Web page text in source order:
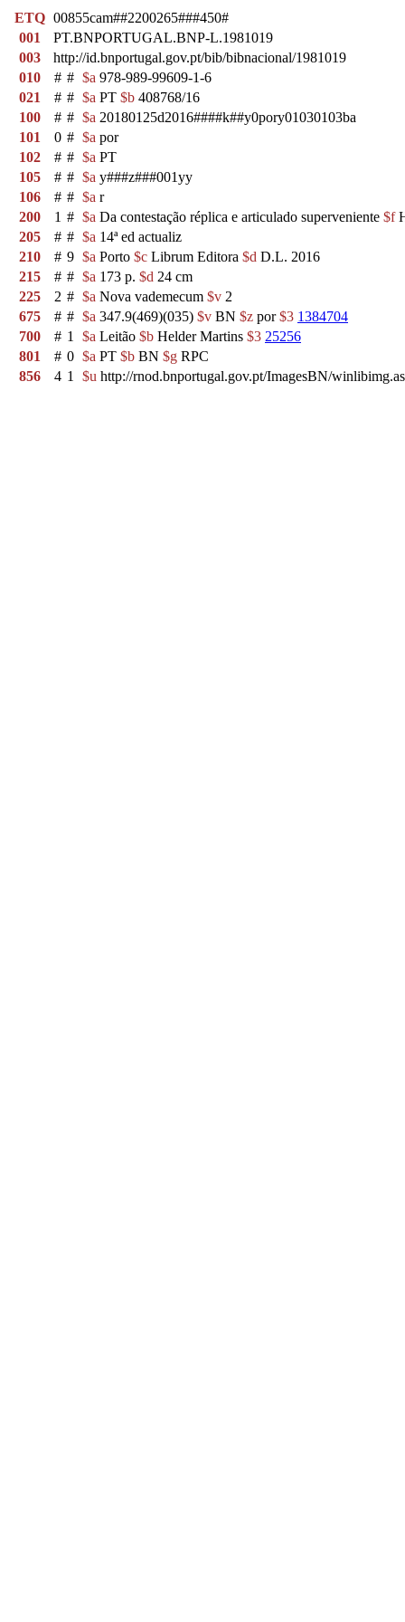
ETQ 00855cam##2200265###450#
001
PT.BNPORTUGAL.BNP-L.1981019
003
http://id.bnportugal.gov.pt/bib/bibnacional/1981019
010
# # $a 978-989-99609-1-6
021
# # $a PT $b 408768/16
100
# # $a 20180125d2016####k##y0pory01030103ba
101
0 # $a por
102
# # $a PT
105
# # $a y###z###001yy
106
# # $a r
200
1 # $a Da contestação réplica e articulado superveniente $f
205
# # $a 14ª ed actualiz
210
# 9 $a Porto $c Librum Editora $d D.L. 2016
215
# # $a 173 p. $d 24 cm
225
2 # $a Nova vademecum $v 2
675
# # $a 347.9(469)(035) $v BN $z por$3 1384704
700
# 1 $a Leitão $b Helder Martins $3 25256
801
# 0 $a PT $b BN $g RPC
856
4 1 $u http://rnod.bnportugal.gov.pt/ImagesBN/